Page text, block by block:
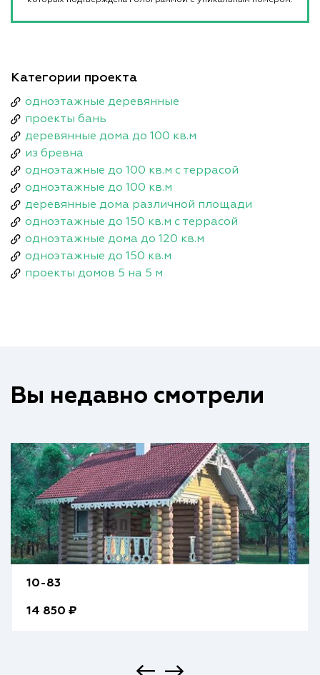
Категории проекта
одноэтажные деревянные
проекты бань
деревянные дома до 100 кв.м
из бревна
одноэтажные до 100 кв.м с террасой
одноэтажные до 100 кв.м
деревянные дома различной площади
одноэтажные до 150 кв.м с террасой
одноэтажные дома до 120 кв.м
одноэтажные до 150 кв.м
проекты домов 5 на 5 м
Вы недавно смотрели
10-83
14 850 ₽